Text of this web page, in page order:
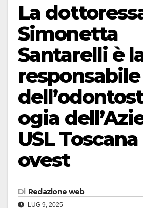
La
Simonetta
Santarelli è
responsabile
ogia
USL
ovest
Di Redazione web
LUG 9, 2025